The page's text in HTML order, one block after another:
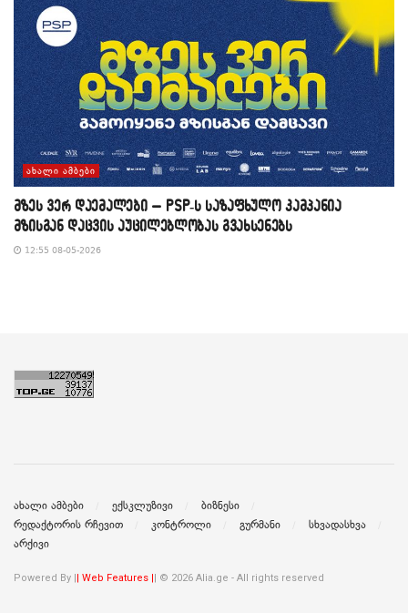
ᲐᲮᲐᲚᲘ ᲐᲛᲑᲔᲑᲘ
მზეს ვერ დაემალები – PSP-ს საზაფხულო კამპანია
მზისგან დაცვის აუცილებლობას გვახსენებს
12:55 08-05-2026
ახალი ამბები ექსკლუზივი
ბიზნესი
რედაქტორის რჩევით
კონტროლი გურმანი
სხვადასხვა
არქივი
Powered By | | Web Features | | © 2026 Alia.ge - All rights reserved